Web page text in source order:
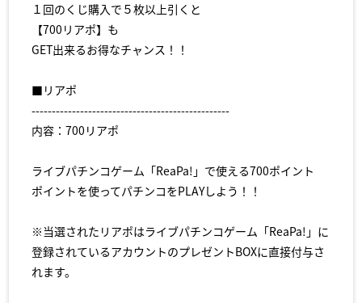
１回のくじ購入で５枚以上引くと
【700リアポ】も
GET出来るお得なチャンス！！
■リアポ
-------------------------------------------------
内容：700リアポ
ライブパチンコゲーム「ReaPa!」で使える700ポイント
ポイントを使ってパチンコをPLAYしよう！！
※当選されたリアポはライブパチンコゲーム「ReaPa!」に
登録されているアカウントのプレゼントBOXに直接付与さ
れます。